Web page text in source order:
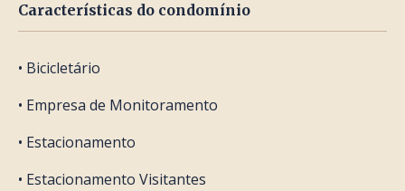
Características do condomínio
• Bicicletário
• Empresa de Monitoramento
• Estacionamento
• Estacionamento Visitantes